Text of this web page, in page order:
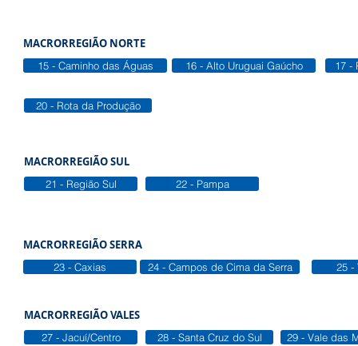
MACRORREGIÃO NORTE
15 - Caminho das Águas 16 - Alto Uruguai Gaúcho 17 -
20 - Rota da Produção
MACRORREGIÃO SUL
21 - Região Sul 22 - Pampa
MACRORREGIÃO SERRA
23 - Caxias 24 - Campos de Cima da Serra 25 -
MACRORREGIÃO VALES
27 - Jacuí/Centro 28 - Santa Cruz do Sul 29 - Vale das